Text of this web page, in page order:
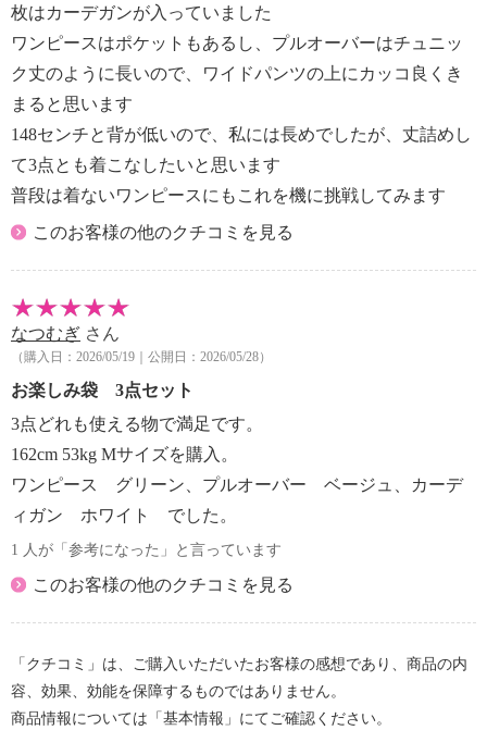
・水や汗などによる色落ち、色移り注意
・摩擦による色落ち、色移り注意
・ネット使用
【原産国（地）】
・中国製
＜サイドプリーツアクセントプルオーバー＞
【詳細】
・裏地：なし
【素材】
・本体綿１００％
・プリーツ部分ポリエステル１００％
【メンテナンス（絵表示ラベル）】
・手洗い：可
・漂白処理：塩素系・酸素系漂白不可
・タンブル乾燥：不可
・自然乾燥：日陰の吊り干し
・アイロン仕上げ：不可
・ドライクリーニング：石油系ドライクリーニング可
・ウエットクリーニング：可
【メンテナンス（ケアラベル）】
・長時間照射による変退色注意
・単品洗い
・摩擦による色落ち、色移り注意
【原産国（地）】
枚はカーデガンが入っていました
ワンピースはポケットもあるし、プルオーバーはチュニッ
ク丈のように長いので、ワイドパンツの上にカッコ良くき
まると思います
148センチと背が低いので、私には長めでしたが、丈詰めし
て3点とも着こなしたいと思います
普段は着ないワンピースにもこれを機に挑戦してみます
このお客様の他のクチコミを見る
なつむぎ さん
（購入日：2026/05/19｜公開日：2026/05/28）
お楽しみ袋 3点セット
3点どれも使える物で満足です。
162cm 53kg Mサイズを購入。
ワンピース グリーン、プルオーバー ベージュ、カーデ
ィガン ホワイト でした。
1 人が「参考になった」と言っています
このお客様の他のクチコミを見る
「クチコミ」は、ご購入いただいたお客様の感想であり、商品の内
容、効果、効能を保障するものではありません。
商品情報については「基本情報」にてご確認ください。